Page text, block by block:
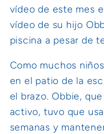
vídeo de este mes
vídeo de su hijo
piscina a pesar de
Como muchos
en el patio de la
el brazo. Obbie,
activo, tuvo que
semanas y